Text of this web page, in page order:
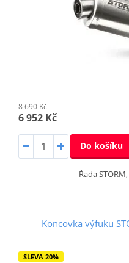
8 690 Kč
6 952 Kč
Do košíku
Řada
Koncovka výfuku
SLEVA 20%